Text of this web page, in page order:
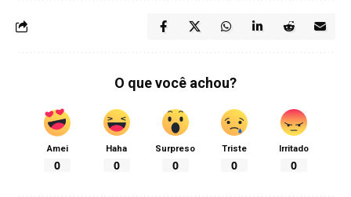
O que você achou?
Amei
0
Haha
0
Surpreso
0
Triste
0
Irritado
0